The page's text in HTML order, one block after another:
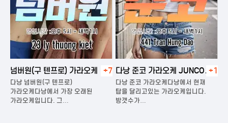
넘버원(구 텐프로) 가라오케 +7
다낭 넘버원(구 텐프로)
가라오케다낭에서 가장 오래된
가라오케입니다. 그…
다낭 준코 가라오케 JUNCO
KARAOKE
+1
다낭 준코 가라오케다낭에서 현재
탑을 달리고있는 가라오케입니다.
방갯수가…